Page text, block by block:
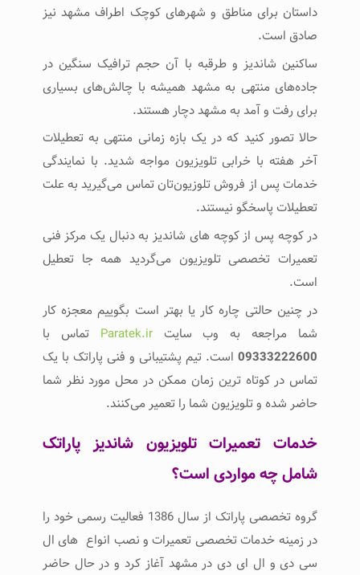
داستان برای مناطق و شهرهای کوچک اطراف مشهد نیز
صادق است.
ساکنین شاندیز و طرقبه با آن حجم ترافیک سنگین در
جاده‌های منتهی به مشهد همیشه با چالش‌های بسیاری
برای رفت‌ و آمد به مشهد دچار هستند.
حالا تصور کنید که در یک بازه زمانی منتهی به تعطیلات
آخر هفته با خرابی تلویزیون مواجه شدید. با نمایندگی
خدمات پس از فروش تلوزیون‌تان تماس می‌گیرید به علت
تعطیلات پاسخگو نیستند.
در کوچه پس از کوچه های شاندیز به دنبال یک مرکز فنی
تعمیرات تخصصی تلویزیون می‌گردید همه جا تعطیل
است.
در چنین حالتی چاره کار یا بهتر است بگوییم معجزه کار
شما مراجعه به وب سایتParatek.ir تماس با
09333222600است. تیم پشتیبانی و فنی پاراتک با یک
تماس در کوتاه ترین زمان ممکن در محل مورد نظر شما
حاضر شده و تلویزیون شما را تعمیر می‌کنند.
خدمات تعمیرات تلویزیون شاندیز پاراتک
شامل چه مواردی است؟
گروه تخصصی پاراتک از سال 1386 فعالیت رسمی خود را
در زمینه خدمات تخصصی تعمیرات و نصب انواع های ال
سی دی و ال ای دی در مشهد آغاز کرد و در حال حاضر